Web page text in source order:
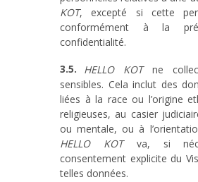
KOT, excepté si cette
conformément à la
confidentialité.
HELLO KOTne
sensibles. Cela inclut des
liées à la race ou l’origine
religieuses, au casier
ou mentale, ou à
HELLO KOTva, si
consentement explicite du
telles données.